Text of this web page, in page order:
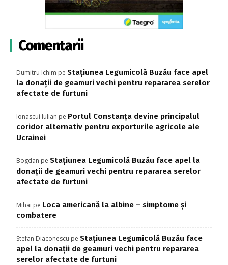
Comentarii
Dumitru Ichim pe Stațiunea Legumicolă Buzău face apel
la donații de geamuri vechi pentru repararea serelor
afectate de furtuni
Ionascui Iulian pe Portul Constanța devine principalul
coridor alternativ pentru exporturile agricole ale
Ucrainei
Bogdan pe Stațiunea Legumicolă Buzău face apel la
donații de geamuri vechi pentru repararea serelor
afectate de furtuni
Mihai pe Loca americană la albine – simptome și
combatere
Stefan Diaconescu pe Stațiunea Legumicolă Buzău face
apel la donații de geamuri vechi pentru repararea
serelor afectate de furtuni